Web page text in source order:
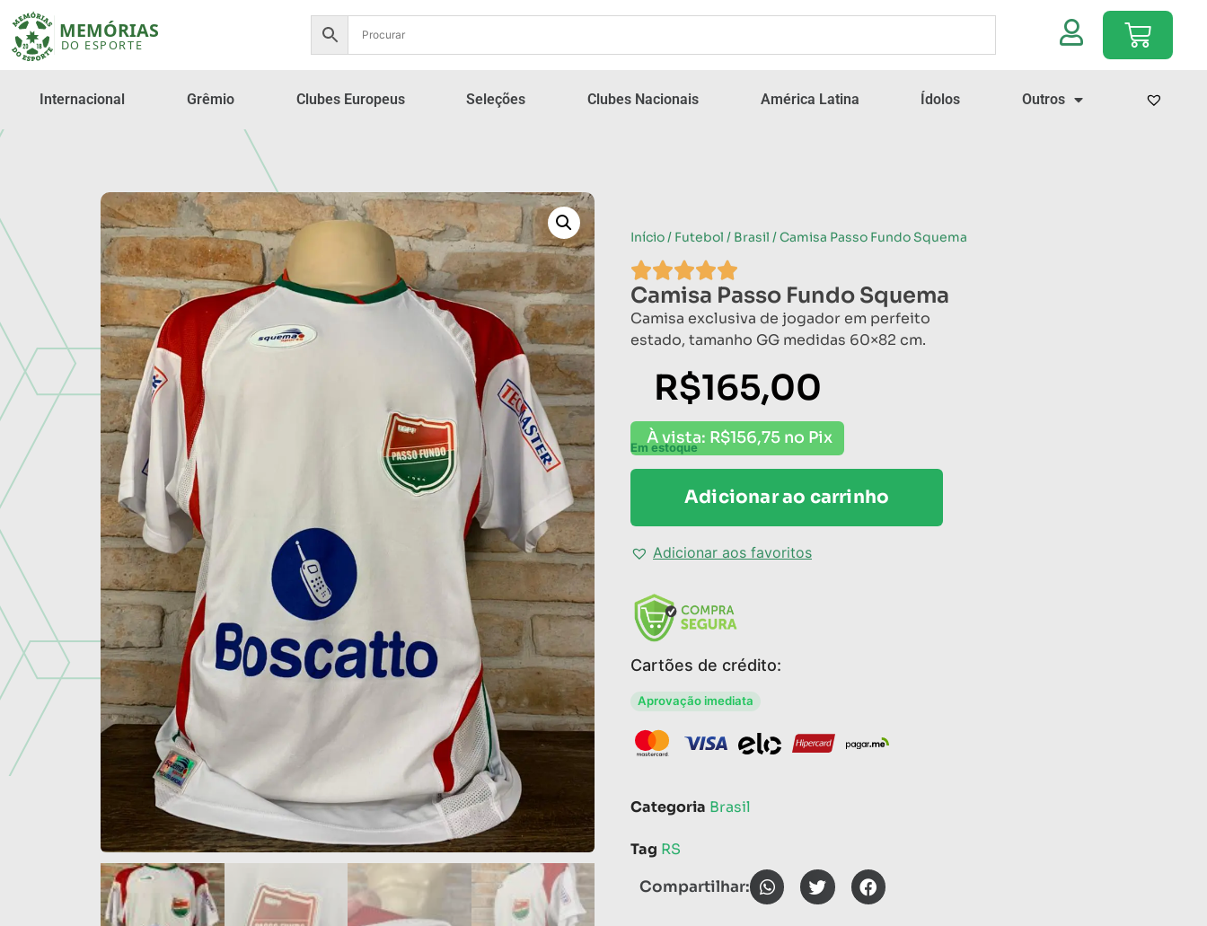
Internacional Grêmio Clubes Europeus Seleções Clubes Nacionais América Latina Ídolos Outros
Início/ Futebol / Brasil / Camisa Passo Fundo Squema
Camisa Passo Fundo Squema
Camisa exclusiva de jogador em perfeito
estado, tamanho GG medidas 60×82 cm.
R$165,00
À vista: R$156,75 no Pix
Em estoque
Adicionar ao carrinho
Adicionar aos favoritos
Cartões de crédito:
Aprovação imediata
Categoria Brasil
Tag RS
Compartilhar: